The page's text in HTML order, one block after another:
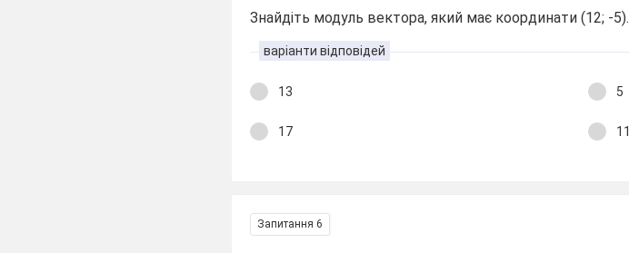
Знайдіть модуль вектора, який має координати (12; -5).
варіанти відповідей
13 5
17 11
Запитання 6